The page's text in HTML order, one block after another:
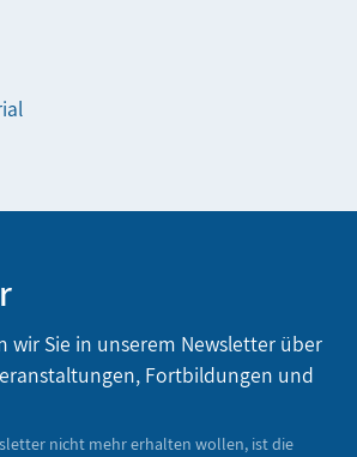
wir Sie in unserem Newsletter über
Fortbildungen und
nicht mehr erhalten wollen, ist die